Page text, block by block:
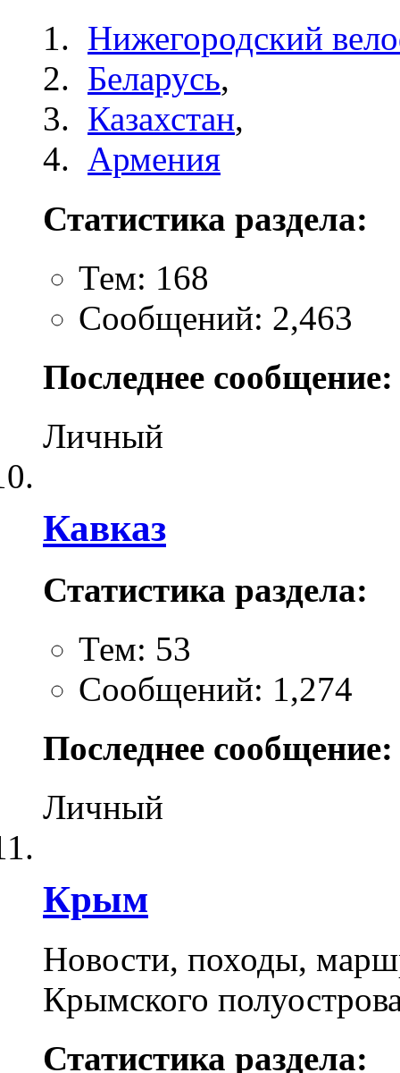
Нижегородский
Беларусь,
Казахстан,
Армения
Статистика раздела:
Тем: 168
Сообщений: 2,463
Последнее сообщение:
Личный
Кавказ
Статистика раздела:
Тем: 53
Сообщений: 1,274
Последнее сообщение:
Личный
Крым
Новости, походы,
Крымского
Статистика раздела: